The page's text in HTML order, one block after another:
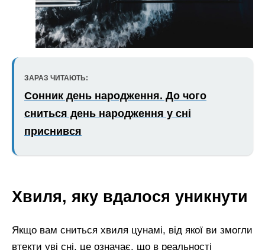
ЗАРАЗ ЧИТАЮТЬ:
Сонник день народження. До чого
сниться день народження у сні
приснився
Хвиля, яку вдалося уникнути
Якщо вам сниться хвиля цунамі, від якої ви змогли
втекти уві сні, це означає, що в реальності